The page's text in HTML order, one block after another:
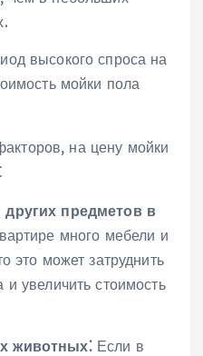
высокого спроса на
мойки пола
на цену мойки
предметов в
много мебели и
это может затруднить
увеличить стоимость
животных⁚Если в